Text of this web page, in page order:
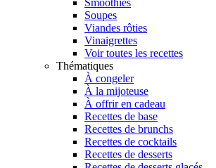
Smoothies
Soupes
Viandes rôties
Vinaigrettes
Voir toutes les recettes
Thématiques
À congeler
À la mijoteuse
À offrir en cadeau
Recettes de base
Recettes de brunchs
Recettes de cocktails
Recettes de desserts